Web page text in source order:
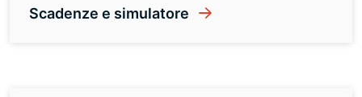
Scadenze e simulatore